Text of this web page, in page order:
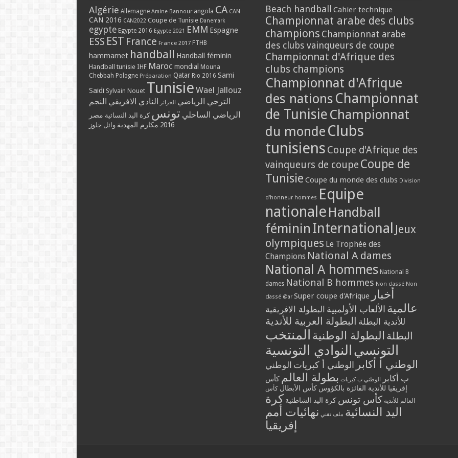
Algérie Allemagne Amine Bannour angola CA CAN
CAN 2016 CAN2022 Coupe de Tunisie Danemark
egypte Egypte 2016 Egypte 2021 EMM Espagne
ESS EST France France 2017 FTHB
hammamet handball Handball féminin
Handball tunisie IHF Maroc mondial Mouna
Chebbah Pologne Préparation Qatar Rio 2016 Sami
Saidi Sylvain Nouet Tunisie Wael Jallouz
الترجي الرياضي الجزائر النادي الافريقي النجم
الرياضي الساحلي تونس كرة اليد النسائية مصر
2016 مكارم المهدية وائل جلوز
Beach handball Cahier technique
Championnat arabe des clubs
champions Championnat arabe
des clubs vainqueurs de coupe
Championnat d'Afrique des
clubs champions
Championnat d'Afrique
des nations Championnat
de Tunisie Championnat
du monde Clubs
tunisiens Coupe d'Afrique des
vainqueurs de coupe Coupe de
Tunisie Coupe du monde des clubs Division
d'honneur hommes Equipe
nationale Handball
féminin International Jeux
olympiques Le Trophée des
Champions National A dames
National A hommes National B
dames National B hommes Non classé Non
classé @ar Super coupe d'Afrique أخبار
عالمية الألعاب الأولمبية البطولة الافريقية
للأندية البطلة البطولة العربية للأندية
البطلة البطولة الوطنية المنتخب
التونسي النوادي التونسية
الوطني أ أكابر الوطني أ كبريات الوطني
ب أكابر
الوطني ب كبريات بطولة العالم كأس
إفريقيا للأندية الفائزة بالكؤوس كأس الأبطال كأس
العالم للأندية كأس تونس كرة اليد الشاطئية كرة
اليد النسائية ملف تقني نهائيات أمم
إفريقيا